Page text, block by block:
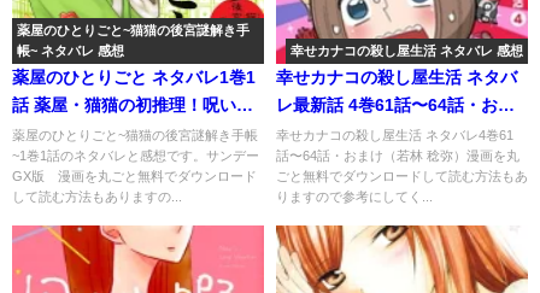
薬屋のひとりごと~猫猫の後宮謎解き手
帳~ ネタバレ 感想
薬屋のひとりごと ネタバレ1巻1
話 薬屋・猫猫の初推理！呪いの
真相は…？！
薬屋のひとりごと~猫猫の後宮謎解き手帳
~1巻1話のネタバレと感想です。サンデー
GX版 漫画を丸ごと無料でダウンロード
して読む方法もありますの...
幸せカナコの殺し屋生活 ネタバレ 感想
幸せカナコの殺し屋生活 ネタバ
レ最新話 4巻61話〜64話・おま
け カナコ、一世一代の大決
断！！
幸せカナコの殺し屋生活 ネタバレ4巻61
話〜64話・おまけ（若林 稔弥）漫画を丸
ごと無料でダウンロードして読む方法もあ
りますので参考にしてく...